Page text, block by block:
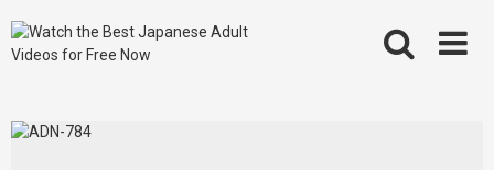
to
content